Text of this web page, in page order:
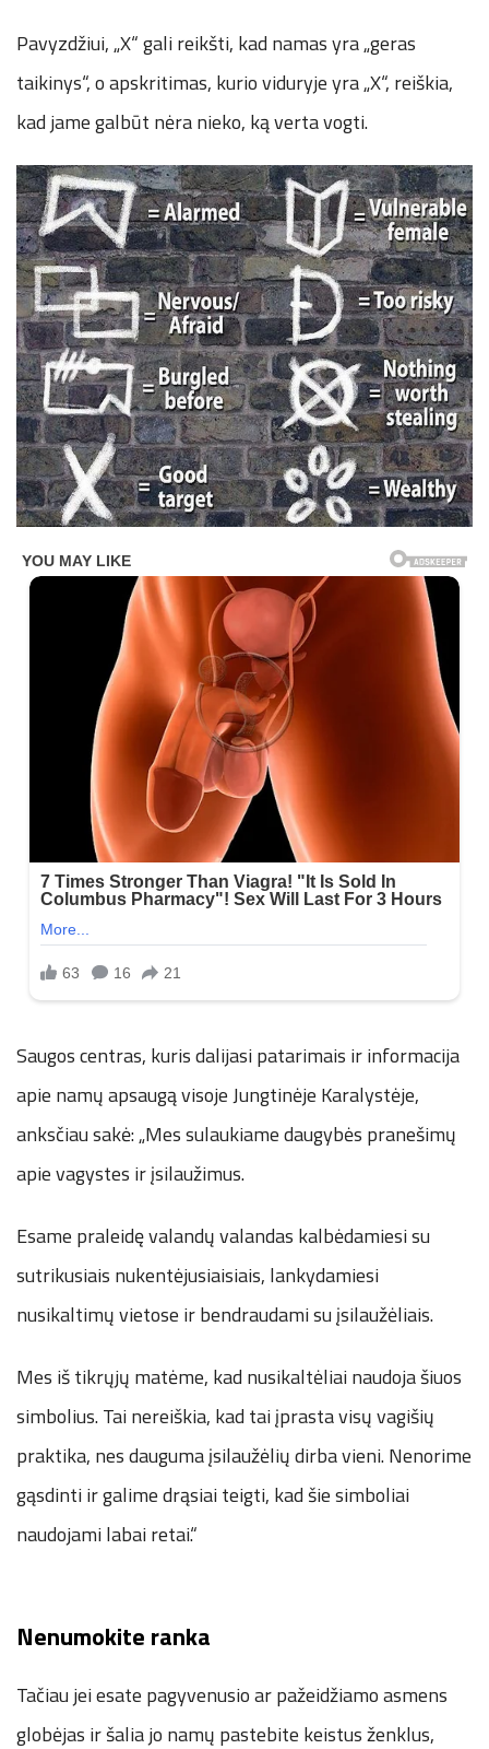
Pavyzdžiui, „X“ gali reikšti, kad namas yra „geras
taikinys“, o apskritimas, kurio viduryje yra „X“, reiškia,
kad jame galbūt nėra nieko, ką verta vogti.
Saugos centras, kuris dalijasi patarimais ir informacija
apie namų apsaugą visoje Jungtinėje Karalystėje,
anksčiau sakė: „Mes sulaukiame daugybės pranešimų
apie vagystes ir įsilaužimus.
Esame praleidę valandų valandas kalbėdamiesi su
sutrikusiais nukentėjusiaisiais, lankydamiesi
nusikaltimų vietose ir bendraudami su įsilaužėliais.
Mes iš tikrųjų matėme, kad nusikaltėliai naudoja šiuos
simbolius. Tai nereiškia, kad tai įprasta visų vagišių
praktika, nes dauguma įsilaužėlių dirba vieni. Nenorime
gąsdinti ir galime drąsiai teigti, kad šie simboliai
naudojami labai retai.“
Nenumokite ranka
Tačiau jei esate pagyvenusio ar pažeidžiamo asmens
globėjas ir šalia jo namų pastebite keistus ženklus,